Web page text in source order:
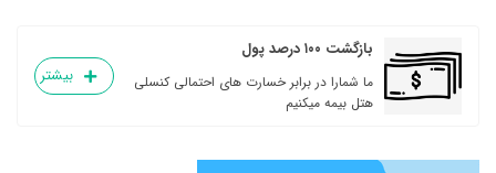
بازگشت ۱۰۰ درصد پول
ما شمارا در برابر خسارت های احتمالی کنسلی
هتل بیمه میکنیم
بیشتر